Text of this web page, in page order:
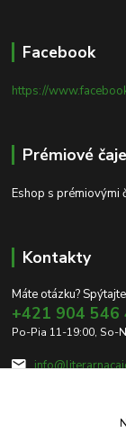
Facebook
https://
Prémiové čaje
Eshop s prémiovými
Kontakty
Máte otázku?
+421 904 546
Po-Pia 11-19:00, So-